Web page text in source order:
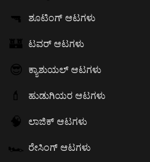
🔫 ಶೂಟಿಂಗ್ ಆಟಗಳು
🏰 ಟವರ್ ಆಟಗಳು
😎 ಕ್ಯಾಶುಯಲ್ ಆಟಗಳು
💄 ಹುಡುಗಿಯರ ಆಟಗಳು
🧠 ಲಾಜಿಕ್ ಆಟಗಳು
🏎️ ರೇಸಿಂಗ್ ಆಟಗಳು